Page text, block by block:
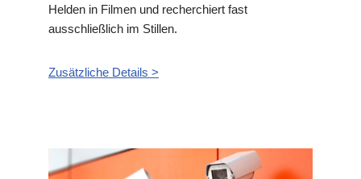
Helden in Filmen und recherchiert fast
ausschließlich im Stillen.
Zusätzliche Details >